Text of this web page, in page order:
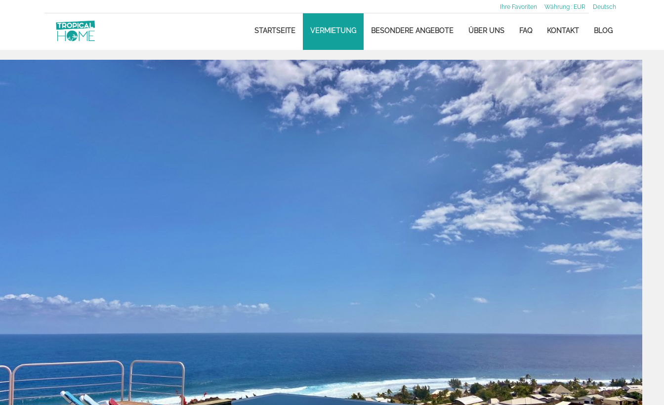
Deutsch
Währung : EUR
Ihre Favoriten
STARTSEITE VERMIETUNG BESONDERE ANGEBOTE ÜBER UNS FAQ KONTAKT BLOG